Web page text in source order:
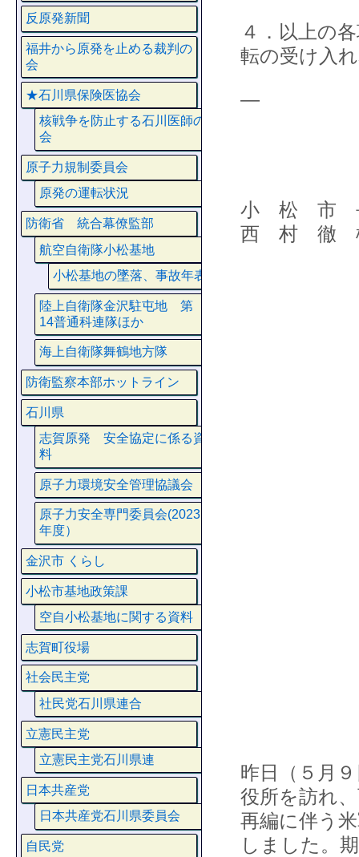
４．以上の
転の受け入
—
小 松 市
西 村 徹
昨日（５月
役所を訪れ
再編に伴う
しました。
反原発新聞
福井から原発を止める裁判の
会
★石川県保険医協会
核戦争を防止する石川医師の
会
原子力規制委員会
原発の運転状況
防衛省 統合幕僚監部
航空自衛隊小松基地
小松基地の墜落、事故年表
陸上自衛隊金沢駐屯地 第
14普通科連隊ほか
海上自衛隊舞鶴地方隊
防衛監察本部ホットライン
石川県
志賀原発 安全協定に係る資
料
原子力環境安全管理協議会
原子力安全専門委員会(2023
年度）
金沢市 くらし
小松市基地政策課
空自小松基地に関する資料
志賀町役場
社会民主党
社民党石川県連合
立憲民主党
立憲民主党石川県連
日本共産党
日本共産党石川県委員会
自民党